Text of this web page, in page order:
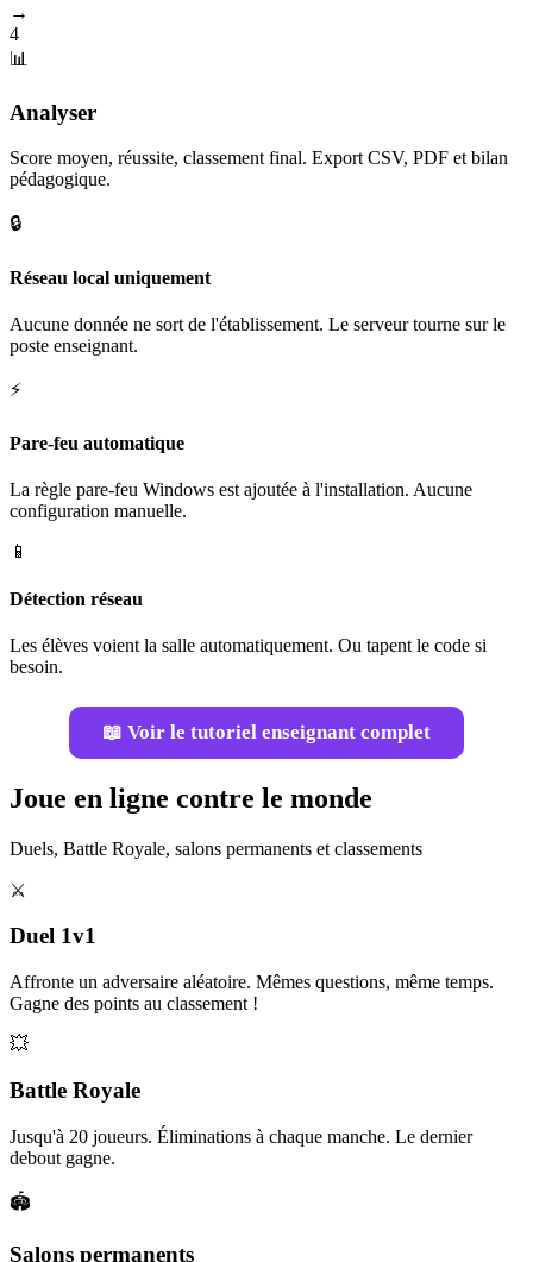
→
4
📊
Analyser
Score moyen, réussite, classement final. Export CSV, PDF et bilan
pédagogique.
🔒
Réseau local uniquement
Aucune donnée ne sort de l'établissement. Le serveur tourne sur le
poste enseignant.
⚡
Pare-feu automatique
La règle pare-feu Windows est ajoutée à l'installation. Aucune
configuration manuelle.
📱
Détection réseau
Les élèves voient la salle automatiquement. Ou tapent le code si
besoin.
📖 Voir le tutoriel enseignant complet
Joue en ligne contre le monde
Duels, Battle Royale, salons permanents et classements
⚔️
Duel 1v1
Affronte un adversaire aléatoire. Mêmes questions, même temps.
Gagne des points au classement !
💥
Battle Royale
Jusqu'à 20 joueurs. Éliminations à chaque manche. Le dernier
debout gagne.
🏟️
Salons permanents